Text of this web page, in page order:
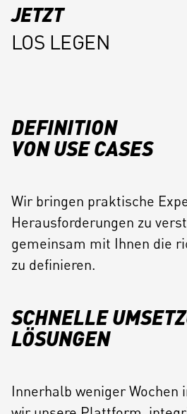
JETZT
LOS LEGEN
DEFINITION
VON USE CASES
Wir bringen praktische
Herausforderungen zu
gemeinsam mit Ihnen die
zu definieren.
SCHNELLE
LÖSUNGEN
Innerhalb weniger Wochen